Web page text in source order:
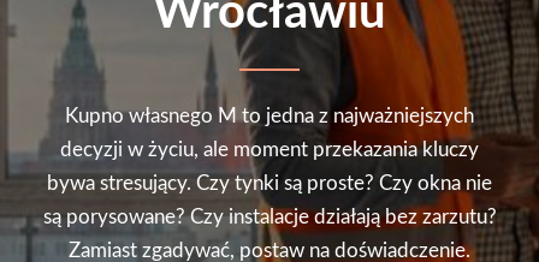
Wrocławiu
Kupno własnego M to jedna z najważniejszych
decyzji w życiu, ale moment przekazania kluczy
bywa stresujący. Czy tynki są proste? Czy okna nie
są porysowane? Czy instalacje działają bez zarzutu?
Zamiast zgadywać, postaw na doświadczenie.